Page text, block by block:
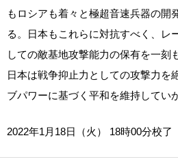
もロシアも着々と極超音速兵器の開
る。日本もこれらに対抗すべく、レ
しての敵基地攻撃能力の保有を一刻
日本は戦争抑止力としての攻撃力を
ブパワーに基づく平和を維持してい
2022年1月18日（火） 18時00分校了